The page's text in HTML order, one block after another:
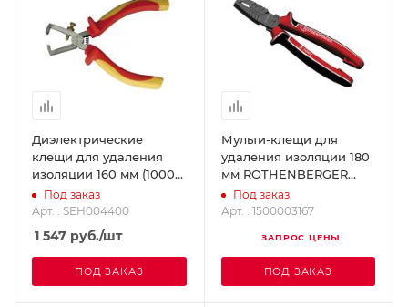
Диэлектрические
клещи для удаления
изоляции 160 мм (1000
В) SUPER-EGO
SEH004400
Под заказ
Арт. : SEH004400
1 547 руб./шт
ПОД ЗАКАЗ
Мульти-клещи для
удаления изоляции 180
мм ROTHENBERGER
1500003167
Под заказ
Арт. : 1500003167
ЗАПРОС ЦЕНЫ
ПОД ЗАКАЗ